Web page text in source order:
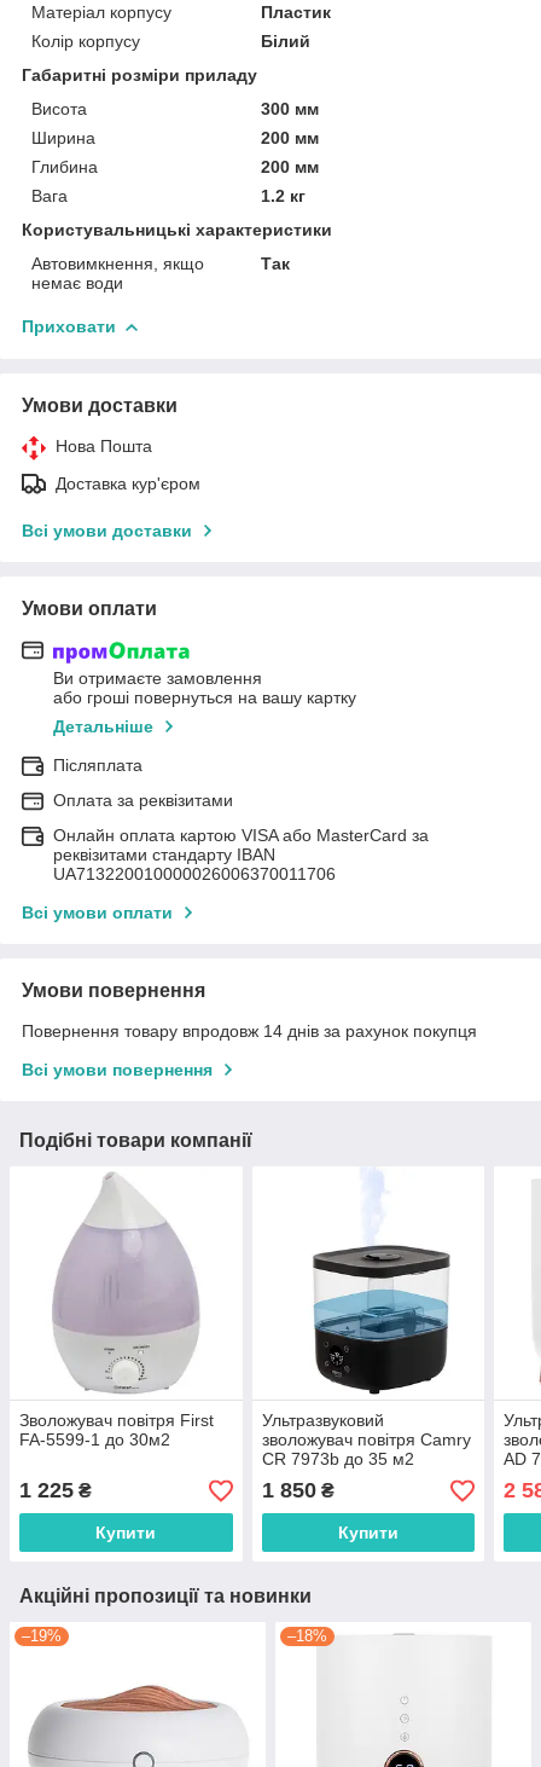
Матеріал корпусу
Пластик
Колір корпусу
Білий
Габаритні розміри приладу
Висота
300 мм
Ширина
200 мм
Глибина
200 мм
Вага
1.2 кг
Користувальницькі характеристики
Автовимкнення, якщо
немає води
Так
Приховати
Умови доставки
Нова Пошта
Доставка кур'єром
Всі умови доставки
Умови оплати
Ви отримаєте замовлення
або гроші повернуться на вашу картку
Детальніше
Післяплата
Оплата за реквізитами
Онлайн оплата картою VISA або MasterCard за
реквізитами стандарту IBAN
UA713220010000026006370011706
Всі умови оплати
Умови повернення
Повернення товару впродовж 14 днів за рахунок покупця
Всі умови повернення
Подібні товари компанії
Зволожувач повітря First
FA-5599-1 до 30м2
1 225 ₴
Купити
Ультразвуковий
зволожувач повітря Camry
CR 7973b до 35 м2
1 850₴
Купити
AD
2
Акційні пропозиції та новинки
–19% –18%